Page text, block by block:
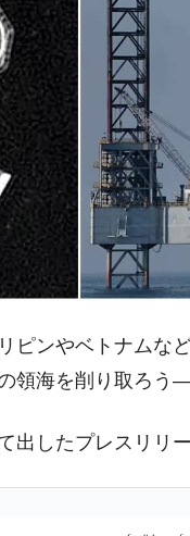
ーゲットにぶん殴る法
価暴落に他人事のよう
年2Qの業績「史上
礁」の危機 ⇒ 10.7兆
日07月29日(水)もサイ
。全産業の半分未満し
いる都道府県とは？
ピンやベトナムな
領海を削り取ろう
出したプレスリリー